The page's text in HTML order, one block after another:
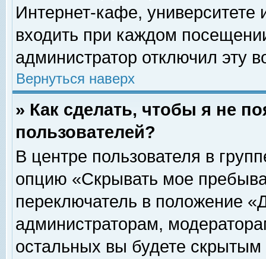
Интернет-кафе, университете
входить при каждом
администратор отключил эту
Вернуться наверх
» Как сделать, чтобы я не
пользователей?
В центре пользователя в
опцию «Скрывать мое
переключатель в положение
администраторам,
остальных вы будете скрытым